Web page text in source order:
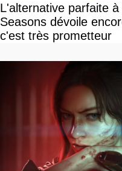
L'alternative parfaite
Seasons dévoile
c'est très prometteur